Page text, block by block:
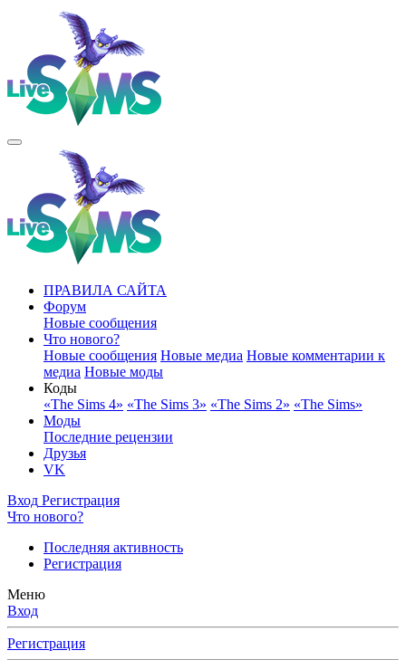
ПРАВИЛА САЙТА
Форум
Новые сообщения
Что нового?
Новые сообщения Новые медиа Новые комментарии к
медиа Новые моды
Коды
«The Sims 4» «The Sims 3» «The Sims 2» «The Sims»
Моды
Последние рецензии
Друзья
VK
Вход Регистрация
Что нового?
Последняя активность
Регистрация
Меню
Вход
Регистрация